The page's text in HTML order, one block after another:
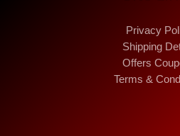
Privacy
Shipping
Offers
Terms &